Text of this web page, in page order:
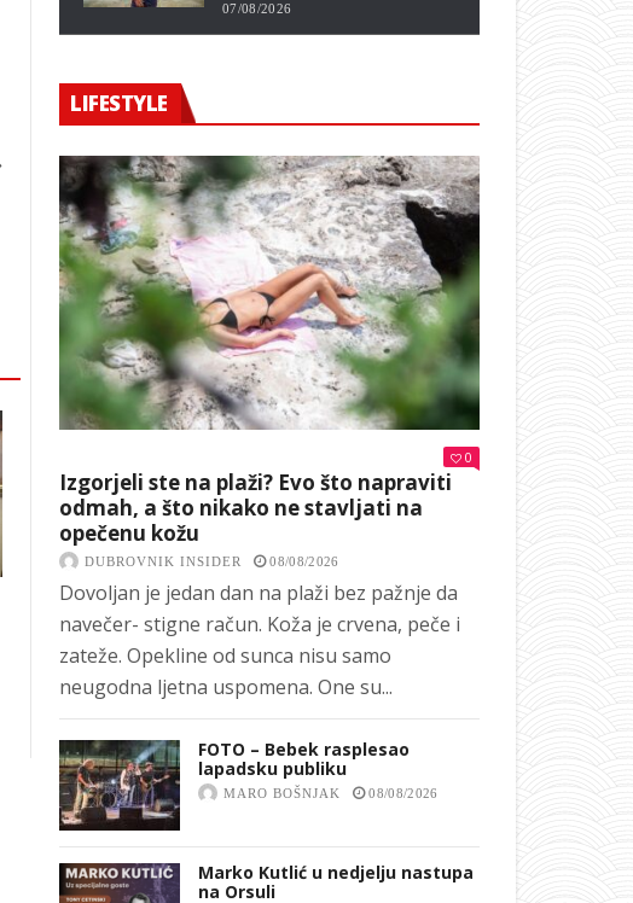
07/08/2026
LIFESTYLE
0
Izgorjeli ste na plaži? Evo što napraviti
odmah, a što nikako ne stavljati na
opečenu kožu
DUBROVNIK INSIDER 08/08/2026
Dovoljan je jedan dan na plaži bez pažnje da
navečer- stigne račun. Koža je crvena, peče i
zateže. Opekline od sunca nisu samo
neugodna ljetna uspomena. One su...
FOTO – Bebek rasplesao
lapadsku publiku
MARO BOŠNJAK 08/08/2026
Marko Kutlić u nedjelju nastupa
na Orsuli